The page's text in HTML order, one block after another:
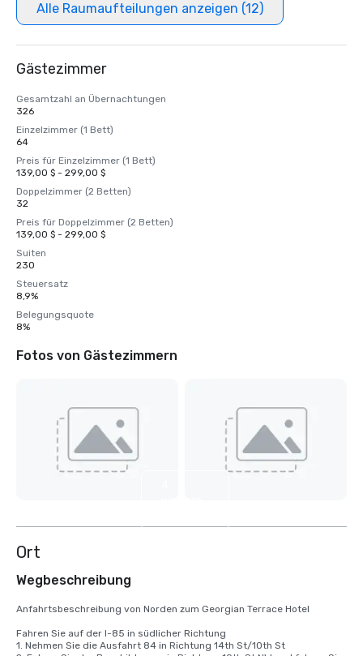
Alle Raumaufteilungen anzeigen (12)
Gästezimmer
Gesamtzahl an Übernachtungen
326
Einzelzimmer (1 Bett)
64
Preis für Einzelzimmer (1 Bett)
139,00 $ - 299,00 $
Doppelzimmer (2 Betten)
32
Preis für Doppelzimmer (2 Betten)
139,00 $ - 299,00 $
Suiten
230
Steuersatz
8,9%
Belegungsquote
8%
Fotos von Gästezimmern
Ort
Wegbeschreibung
Anfahrtsbeschreibung von Norden zum Georgian Terrace Hotel
Fahren Sie auf der I-85 in südlicher Richtung
1. Nehmen Sie die Ausfahrt 84 in Richtung 14th St/10th St